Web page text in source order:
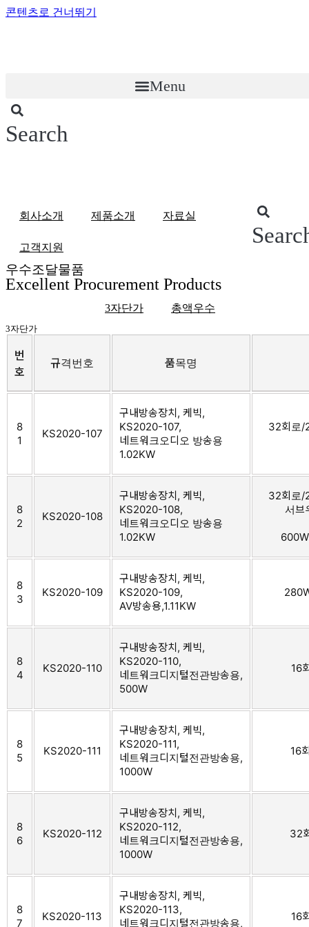
콘텐츠로 건너뛰기
Menu
Search
회사소개 제품소개 자료실
고객지원
우수조달물품
Excellent Procurement Products
3자단가 총액우수
3자단가
번
호
규격번호 품목명
8
1
KS2020-107
구내방송장치, 케빅,
KS2020-107,
네트워크오디오 방송용
1.02KW
32회로/
8
2
KS2020-108
구내방송장치, 케빅,
KS2020-108,
네트워크오디오 방송용
1.02KW
32회로/
서브
8
3
KS2020-109
구내방송장치, 케빅,
KS2020-109,
AV방송용,1.11KW
8
4
KS2020-110
구내방송장치, 케빅,
KS2020-110,
네트워크디지털전관방송용,
500W
16
8
5
KS2020-111
구내방송장치, 케빅,
KS2020-111,
네트워크디지털전관방송용,
1000W
16
8
6
KS2020-112
구내방송장치, 케빅,
KS2020-112,
네트워크디지털전관방송용,
1000W
32
8
7
KS2020-113
구내방송장치, 케빅,
KS2020-113,
네트워크디지털전관방송용,
16